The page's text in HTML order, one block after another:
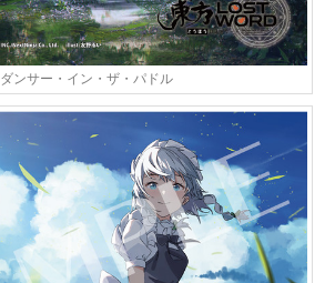
ダンサー・イン・ザ・パドル